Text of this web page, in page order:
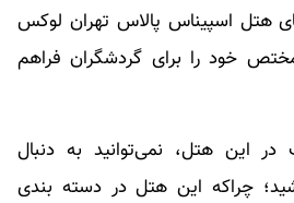
هتل اسپیناس پالاس تهران لوکس
خود را برای گردشگران فراهم
در این هتل، نمی‌توانید به دنبال
چراکه این هتل در دسته بندی